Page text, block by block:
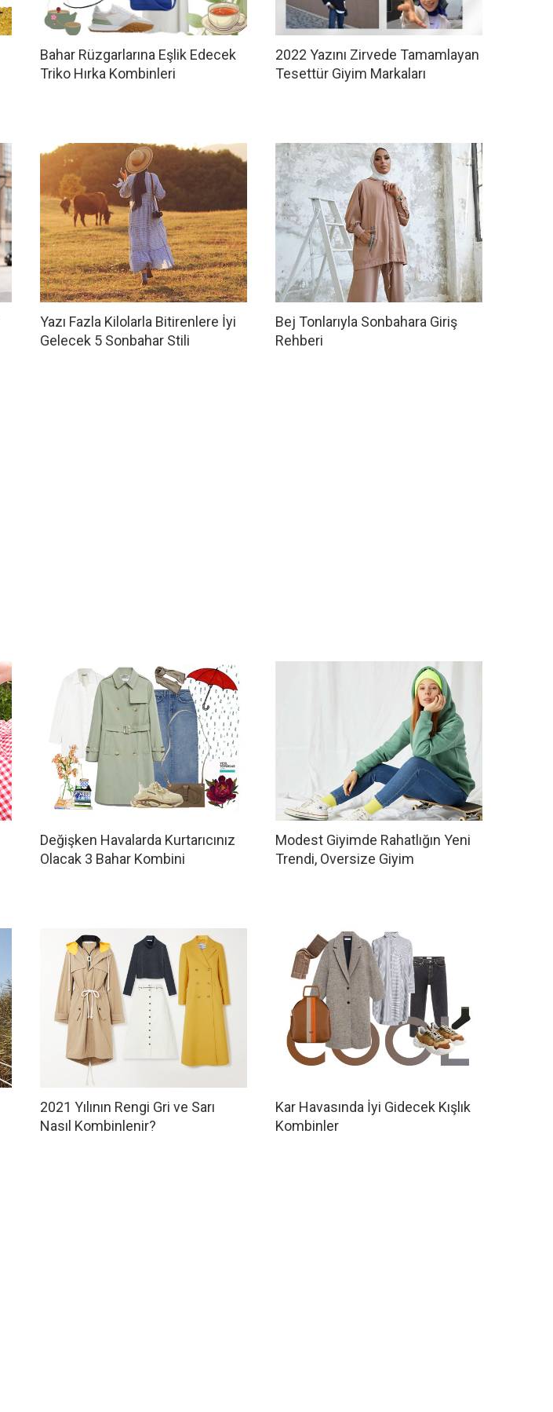
Bahar Rüzgarlarına Eşlik Edecek
Triko Hırka Kombinleri
2022 Yazını Zirvede Tamamlayan
Tesettür Giyim Markaları
Yazı Fazla Kilolarla Bitirenlere İyi
Gelecek 5 Sonbahar Stili
Bej Tonlarıyla Sonbahara Giriş
Rehberi
Değişken Havalarda Kurtarıcınız
Olacak 3 Bahar Kombini
Modest Giyimde Rahatlığın Yeni
Trendi, Oversize Giyim
2021 Yılının Rengi Gri ve Sarı
Nasıl Kombinlenir?
Kar Havasında İyi Gidecek Kışlık
Kombinler